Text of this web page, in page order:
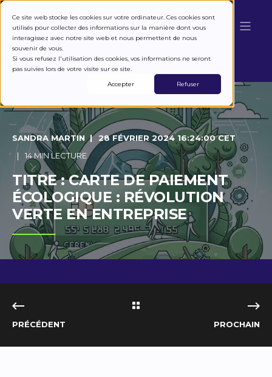
Ce site web stocke les cookies sur votre ordinateur. Ces cookies sont
utilisés pour collecter des informations sur la manière dont vous
interagissez avec notre site web et nous permettent de nous
souvenir de vous.
Si vous refusez l'utilisation des cookies, vos informations ne seront
pas suivies lors de votre visite sur ce site.
Accepter
Refuser
SANDRA MARTIN
28 FÉVRIER 2024 16:24:00 CET
14 MIN LECTURE
TITRE : CARTE DE PAIEMENT
ÉCOLOGIQUE : RÉVOLUTION
VERTE EN ENTREPRISE
PRÉCÉDENT PROCHAIN